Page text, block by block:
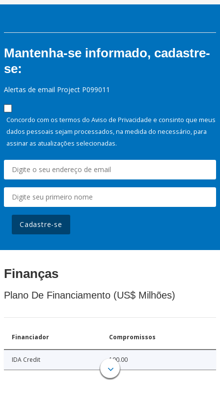
Mantenha-se informado, cadastre-
se:
Alertas de email Project P099011
Concordo com os termos do Aviso de Privacidade e consinto que meus
dados pessoais sejam processados, na medida do necessário, para
assinar as atualizações selecionadas.
Cadastre-se
Finanças
Plano De Financiamento (US$ Milhões)
Financiador Compromissos
IDA Credit 100.00